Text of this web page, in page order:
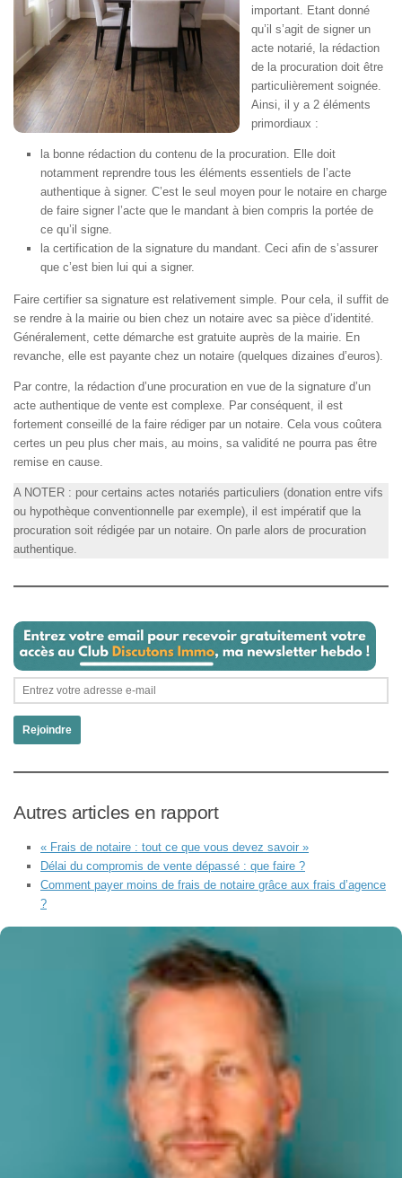
important. Etant donné
qu’il s’agit de signer un
acte notarié, la rédaction
de la procuration doit être
particulièrement soignée.
Ainsi, il y a 2 éléments
primordiaux :
la bonne rédaction du contenu de la procuration. Elle doit
notamment reprendre tous les éléments essentiels de l’acte
authentique à signer. C’est le seul moyen pour le notaire en charge
de faire signer l’acte que le mandant à bien compris la portée de
ce qu’il signe.
la certification de la signature du mandant. Ceci afin de s’assurer
que c’est bien lui qui a signer.
Faire certifier sa signature est relativement simple. Pour cela, il suffit de
se rendre à la mairie ou bien chez un notaire avec sa pièce d’identité.
Généralement, cette démarche est gratuite auprès de la mairie. En
revanche, elle est payante chez un notaire (quelques dizaines d’euros).
Par contre, la rédaction d’une procuration en vue de la signature d’un
acte authentique de vente est complexe. Par conséquent, il est
fortement conseillé de la faire rédiger par un notaire. Cela vous coûtera
certes un peu plus cher mais, au moins, sa validité ne pourra pas être
remise en cause.
A NOTER : pour certains actes notariés particuliers (donation entre vifs
ou hypothèque conventionnelle par exemple), il est impératif que la
procuration soit rédigée par un notaire. On parle alors de procuration
authentique.
Rejoindre
Autres articles en rapport
« Frais de notaire : tout ce que vous devez savoir »
Délai du compromis de vente dépassé : que faire ?
Comment payer moins de frais de notaire grâce aux frais d’agence
?